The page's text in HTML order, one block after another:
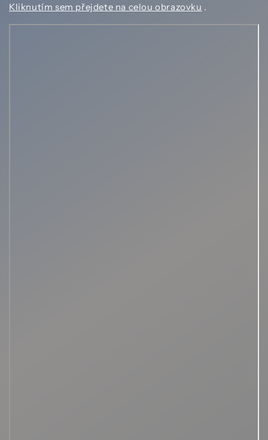
Kliknutím sem přejdete na celou obrazovku .